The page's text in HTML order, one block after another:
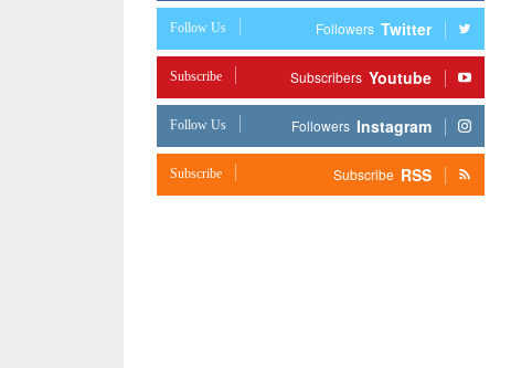
Twitter
Followers
Follow Us
Youtube
Subscribers
Subscribe
Instagram
Followers
Follow Us
RSS
Subscribe
Subscribe